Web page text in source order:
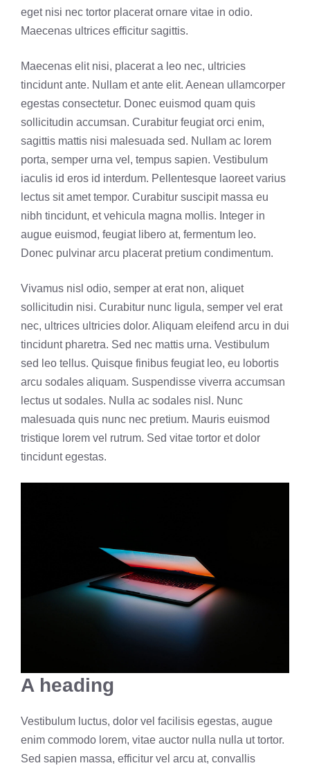
eget nisi nec tortor placerat ornare vitae in odio.
Maecenas ultrices efficitur sagittis.
Maecenas elit nisi, placerat a leo nec, ultricies
tincidunt ante. Nullam et ante elit. Aenean ullamcorper
egestas consectetur. Donec euismod quam quis
sollicitudin accumsan. Curabitur feugiat orci enim,
sagittis mattis nisi malesuada sed. Nullam ac lorem
porta, semper urna vel, tempus sapien. Vestibulum
iaculis id eros id interdum. Pellentesque laoreet varius
lectus sit amet tempor. Curabitur suscipit massa eu
nibh tincidunt, et vehicula magna mollis. Integer in
augue euismod, feugiat libero at, fermentum leo.
Donec pulvinar arcu placerat pretium condimentum.
Vivamus nisl odio, semper at erat non, aliquet
sollicitudin nisi. Curabitur nunc ligula, semper vel erat
nec, ultrices ultricies dolor. Aliquam eleifend arcu in dui
tincidunt pharetra. Sed nec mattis urna. Vestibulum
sed leo tellus. Quisque finibus feugiat leo, eu lobortis
arcu sodales aliquam. Suspendisse viverra accumsan
lectus ut sodales. Nulla ac sodales nisl. Nunc
malesuada quis nunc nec pretium. Mauris euismod
tristique lorem vel rutrum. Sed vitae tortor et dolor
tincidunt egestas.
A heading
Vestibulum luctus, dolor vel facilisis egestas, augue
enim commodo lorem, vitae auctor nulla nulla ut tortor.
Sed sapien massa, efficitur vel arcu at, convallis